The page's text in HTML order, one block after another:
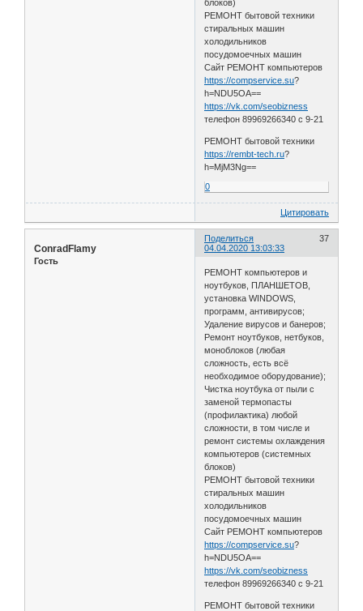
блоков)
РЕМОНТ бытовой техники
стиральных машин
холодильников
посудомоечных машин
Сайт РЕМОНТ компьютеров
https://compservice.su?
h=NDU5OA==
https://vk.com/seobizness
телефон 89969266340 с 9-21
РЕМОНТ бытовой техники
https://rembt-tech.ru?
h=MjM3Ng==
0
Цитировать
Поделиться
37
04.04.2020 13:03:33
ConradFlamy
Гость
РЕМОНТ компьютеров и
ноутбуков, ПЛАНШЕТОВ,
установка WINDOWS,
программ, антивирусов;
Удаление вирусов и банеров;
Ремонт ноутбуков, нетбуков,
моноблоков (любая
сложность, есть всё
необходимое оборудование);
Чистка ноутбука от пыли с
заменой термопасты
(профилактика) любой
сложности, в том числе и
ремонт системы охлаждения
компьютеров (системных
блоков)
РЕМОНТ бытовой техники
стиральных машин
холодильников
посудомоечных машин
Сайт РЕМОНТ компьютеров
https://compservice.su?
h=NDU5OA==
https://vk.com/seobizness
телефон 89969266340 с 9-21
РЕМОНТ бытовой техники